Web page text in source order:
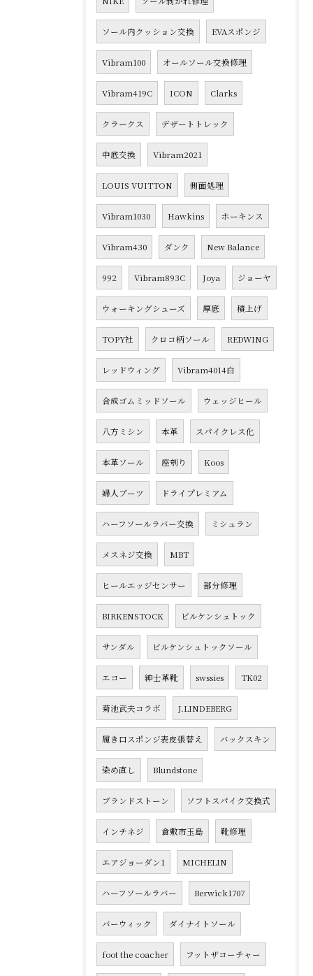
ソール内クッション交換 EVAスポンジ
Vibram100 オールソール交換修理
Vibram419C ICON Clarks
クラークス デザートトレック
中底交換 Vibram2021
LOUIS VUITTON 側面処理
Vibram1030 Hawkins ホーキンス
Vibram430 ダンク New Balance
992 Vibram893C Joya ジョーヤ
ウォーキングシューズ 厚底 積上げ
TOPY社 クロコ柄ソール REDWING
レッドウィング Vibram4014白
合成ゴムミッドソール ウェッジヒール
八方ミシン 本革 スパイクレス化
本革ソール 座刳り Koos
婦人ブーツ ドライプレミアム
ハーフソールラバー交換 ミシュラン
メスネジ交換 MBT
ヒールエッジセンサー 部分修理
BIRKENSTOCK ビルケンシュトック
サンダル ビルケンシュトックソール
エコー 紳士革靴 swssies TK02
菊池武夫コラボ J.LINDEBERG
履き口スポンジ表皮張替え バックスキン
染め直し Blundstone
ブランドストーン ソフトスパイク交換式
インチネジ 倉敷市玉島 靴修理
エアジョーダン1 MICHELIN
ハーフソールラバー Berwick1707
バーウィック ダイナイトソール
foot the coacher フットザコーチャー